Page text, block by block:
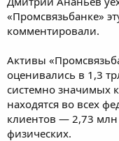
«Промсвязьбанке»
комментировали.
Активы
оценивались в 1,3
системно значимых
находятся во всех
клиентов — 2,73
физических.